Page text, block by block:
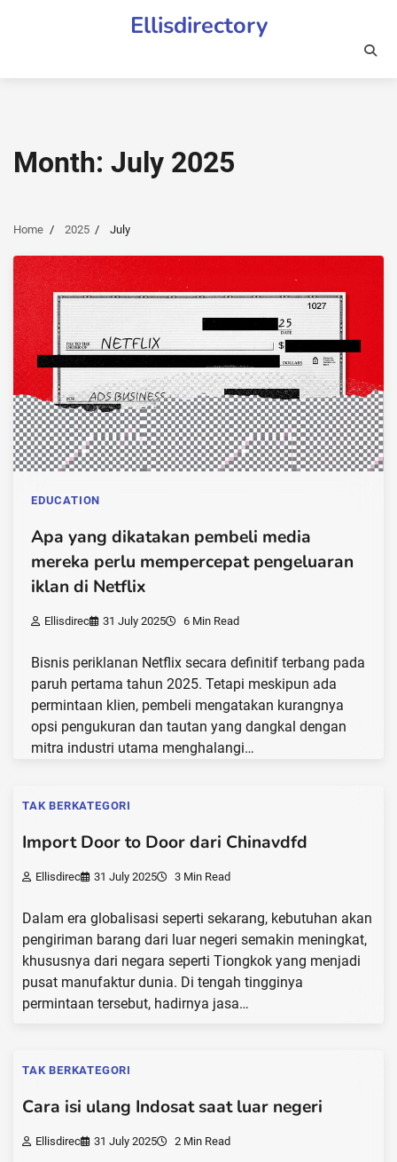
Ellisdirectory
Month: July 2025
Home 2025 July
EDUCATION
Apa yang dikatakan pembeli media
mereka perlu mempercepat pengeluaran
iklan di Netflix
Ellisdirec 31 July 2025 6 Min Read
Bisnis periklanan Netflix secara definitif terbang pada
paruh pertama tahun 2025. Tetapi meskipun ada
permintaan klien, pembeli mengatakan kurangnya
opsi pengukuran dan tautan yang dangkal dengan
mitra industri utama menghalangi…
TAK BERKATEGORI
Import Door to Door dari Chinavdfd
Ellisdirec 31 July 2025 3 Min Read
Dalam era globalisasi seperti sekarang, kebutuhan akan
pengiriman barang dari luar negeri semakin meningkat,
khususnya dari negara seperti Tiongkok yang menjadi
pusat manufaktur dunia. Di tengah tingginya
permintaan tersebut, hadirnya jasa…
TAK BERKATEGORI
Cara isi ulang Indosat saat luar negeri
Ellisdirec 31 July 2025 2 Min Read